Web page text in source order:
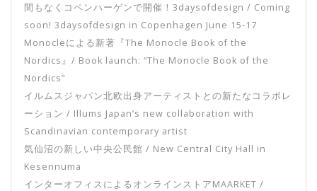
間もなくコペンハーゲンで開催！3daysofdesign / Coming
soon! 3daysofdesign in Copenhagen June 15-17
Monocleによる新著『The Monocle Book of the
Nordics』/ Book launch: “The Monocle Book of the
Nordics”
イルムスジャパン北欧出身アーティストとの新たなコラボレ
ーション / Illums Japan’s new collaboration with
Scandinavian contemporary artist
気仙沼の新しい中央公民館 / New Central City Hall in
Kesennuma
インターオフィスによるオンラインストアMAARKET /